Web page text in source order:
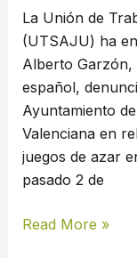
La Unión de
(UTSAJU) ha
Alberto Garzón,
español,
Ayuntamiento
Valenciana en
juegos de azar
pasado 2 de
menores
en
la
pública
Read More »